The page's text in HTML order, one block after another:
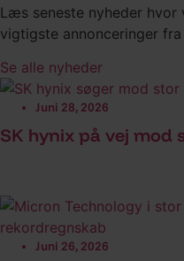
Læs seneste nyheder
vigtigste annonceringer
Se alle nyheder
Juni 28, 2026
SK hynix på vej mod
Juni 26, 2026